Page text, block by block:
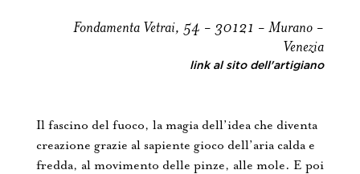
Fondamenta Vetrai, 54 - 30121 - Murano -
Venezia
link al sito dell'artigiano
Il fascino del fuoco, la magia dell’idea che diventa
creazione grazie al sapiente gioco dell’aria calda e
fredda, al movimento delle pinze, alle mole. E poi